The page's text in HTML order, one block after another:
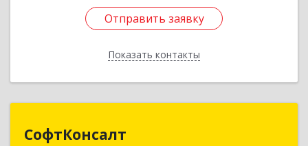
Отправить заявку
Показать контакты
Отправить заявку
Назад
СофтКонсалт